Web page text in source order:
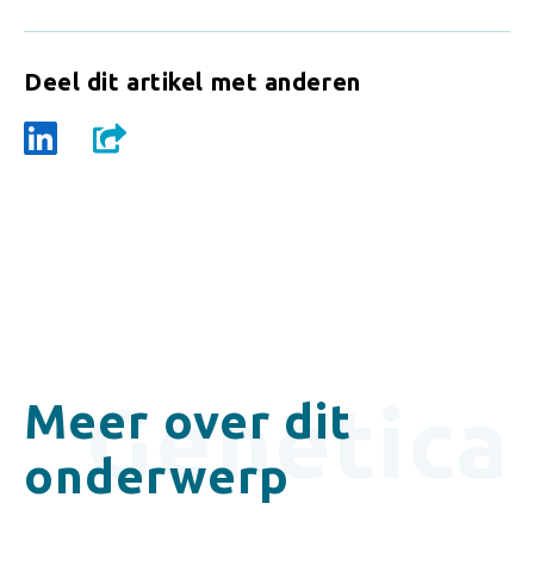
Deel dit artikel met anderen
Meer over dit
onderwerp
Genetica